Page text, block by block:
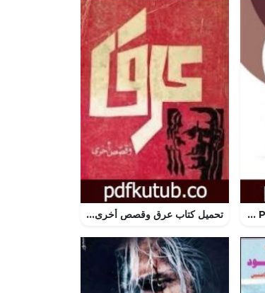
تحميل كتاب الحب الضائع PDF تأليف طه حسين مجانا [كامل] تحميل كتاب عرق وقصص أخرى PDF تأليف جبرا إبراهيم جبرا مجانا [كامل]